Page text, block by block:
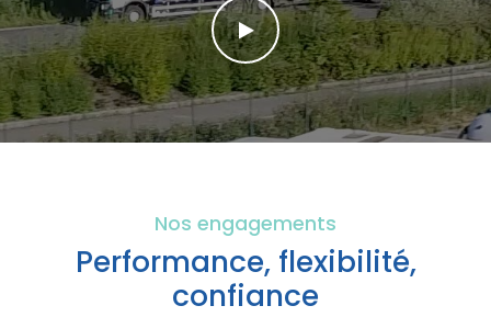
Nos engagements
Performance, flexibilité,
confiance